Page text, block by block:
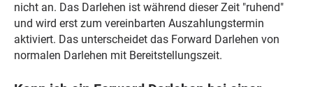
nicht an. Das Darlehen ist während dieser Zeit "ruhend"
und wird erst zum vereinbarten Auszahlungstermin
aktiviert. Das unterscheidet das Forward Darlehen von
normalen Darlehen mit Bereitstellungszeit.